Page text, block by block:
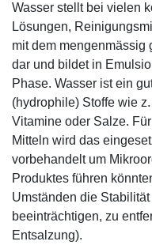
Wasser stellt bei vielen
Lösungen,
mit dem mengenmässig
dar und bildet in
Phase. Wasser ist ein
(hydrophile) Stoffe wie
Vitamine oder Salze.
Mitteln wird das
vorbehandelt um
Produktes führen
Umständen die
beeinträchtigen, zu
Entsalzung).